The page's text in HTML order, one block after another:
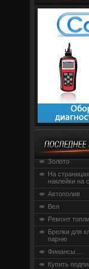
Золото
На
наклейки на
Автополив
Вел
Ремонт
Брелки для
парню
Финансы....
Купить